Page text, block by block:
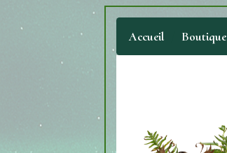
Accueil Boutique